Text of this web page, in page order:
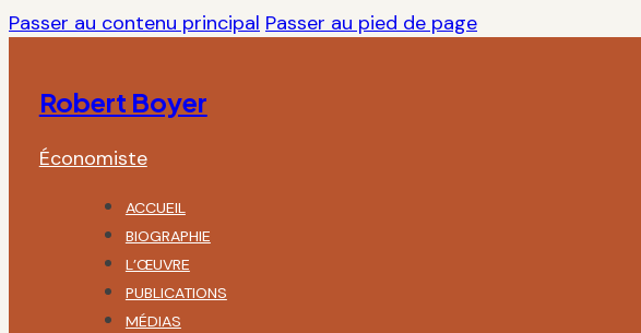
Passer au contenu principal Passer au pied de page
Robert Boyer
Économiste
ACCUEIL
BIOGRAPHIE
L’ŒUVRE
PUBLICATIONS
MÉDIAS